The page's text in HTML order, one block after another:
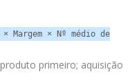
Margem × Nº médio de
primeiro; aquisição